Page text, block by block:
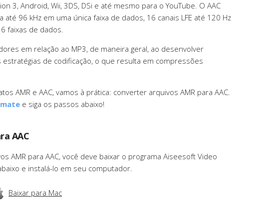
3, Android, Wii, 3DS, DSi e até mesmo para o YouTube. O AAC
96 kHz em uma única faixa de dados, 16 canais LFE até 120 Hz
faixas de dados.
em relação ao MP3, de maneira geral, ao desenvolver
de codificação, o que resulta em compressões
AMR e AAC, vamos à prática: converter arquivos AMR para AAC.
e siga os passos abaixo!
AAC
AMR para AAC, você deve baixar o programa Aiseesoft Video
e instalá-lo em seu computador.
Baixar para Mac